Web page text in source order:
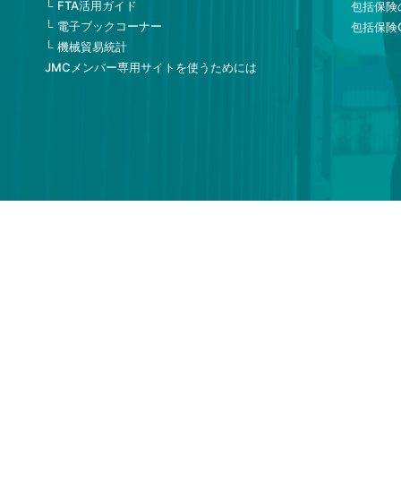
FTA活用ガイド
電子ブックコーナー
機械貿易統計
JMCメンバー専用サイトを使うためには
包括保険
包括保険